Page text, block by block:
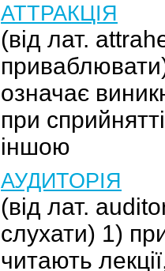
АТТРАКЦІЯ
(від лат.
означає
при
іншою
АУДИТОРІЯ
(від лат.
слухати) 1)
читають